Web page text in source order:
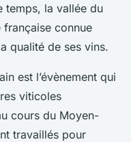
temps, la vallée du
connue
qualité de ses vins.
est l’évènement qui
viticoles
cours du Moyen-
travaillés pour